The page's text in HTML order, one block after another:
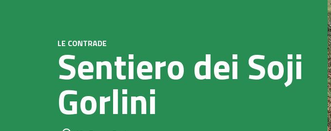
LE CONTRADE
Sentiero dei Soji
Gorlini